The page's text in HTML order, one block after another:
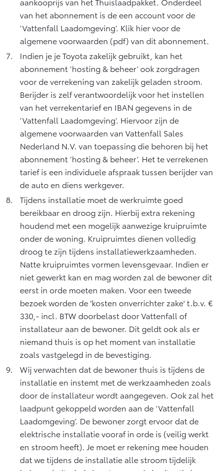
van het abonnement is de een account voor de
‘Vattenfall Laadomgeving’. Klik hier voor de
algemene voorwaarden (pdf) van dit abonnement.
Indien je je Toyota zakelijk gebruikt, kan het
abonnement ‘hosting & beheer’ ook zorgdragen
voor de verrekening van zakelijk geladen stroom.
Berijder is zelf verantwoordelijk voor het instellen
van het verrekentarief en IBAN gegevens in de
‘Vattenfall Laadomgeving’. Hiervoor zijn de
algemene voorwaarden van Vattenfall Sales
Nederland N.V. van toepassing die behoren bij het
abonnement ‘hosting & beheer’. Het te verrekenen
tarief is een individuele afspraak tussen berijder van
de auto en diens werkgever.
Tijdens installatie moet de werkruimte goed
bereikbaar en droog zijn. Hierbij extra rekening
houdend met een mogelijk aanwezige kruipruimte
onder de woning. Kruipruimtes dienen volledig
droog te zijn tijdens installatiewerkzaamheden.
Natte kruipruimtes vormen levensgevaar. Indien er
niet gewerkt kan en mag worden zal de bewoner dit
eerst in orde moeten maken. Voor een tweede
bezoek worden de 'kosten onverrichter zake' t.b.v. €
330,- incl. BTW doorbelast door Vattenfall of
installateur aan de bewoner. Dit geldt ook als er
niemand thuis is op het moment van installatie
zoals vastgelegd in de bevestiging.
Wij verwachten dat de bewoner thuis is tijdens de
installatie en instemt met de werkzaamheden zoals
door de installateur wordt aangegeven. Ook zal het
laadpunt gekoppeld worden aan de ‘Vattenfall
Laadomgeving’. De bewoner zorgt ervoor dat de
elektrische installatie vooraf in orde is (veilig werkt
en stroom heeft). Je moet er rekening mee houden
dat we tijdens de installatie alle stroom tijdelijk